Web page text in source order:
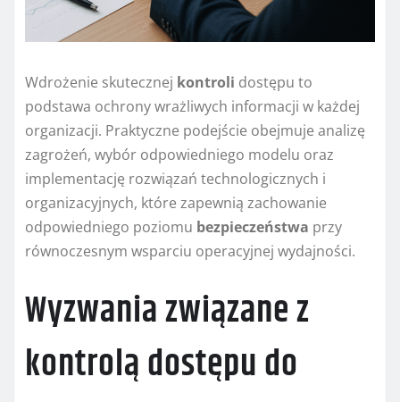
Wdrożenie skutecznej kontroli dostępu to
podstawa ochrony wrażliwych informacji w każdej
organizacji. Praktyczne podejście obejmuje analizę
zagrożeń, wybór odpowiedniego modelu oraz
implementację rozwiązań technologicznych i
organizacyjnych, które zapewnią zachowanie
odpowiedniego poziomu bezpieczeństwa przy
równoczesnym wsparciu operacyjnej wydajności.
Wyzwania związane z
kontrolą dostępu do